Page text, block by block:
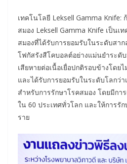
เทคโนโลยี Leksell Gamma Knife:
สมอง Leksell Gamma Knife เป็นเ
สมองที่ได้รับการยอมรับในระดับสา
โฟกัสรังสีโคบอลต์อย่างแม่นยำระดั
เสียหายต่อเนื้อเยื่อปกติรอบข้างโดย
และได้รับการยอมรับในระดับโลกว่า
สำหรับการรักษาโรคสมอง โดยมีกา
ใน 60 ประเทศทั่วโลก และให้การรั
ราย